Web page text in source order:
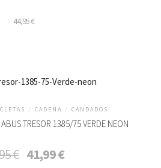
44,95€
/ CADENA / CANDADOS
TRESOR 1385/75 VERDE NEON
€ precio
41,99€El
precio